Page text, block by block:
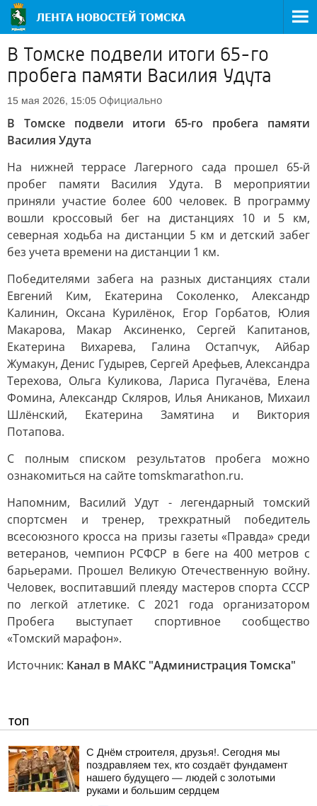
В Томске подвели итоги 65-го
пробега памяти Василия Удута
15 мая 2026, 15:05 Официально
В Томске подвели итоги 65-го пробега памяти
Василия Удута
На нижней террасе Лагерного сада прошел 65-й
пробег памяти Василия Удута. В мероприятии
приняли участие более 600 человек. В программу
вошли кроссовый бег на дистанциях 10 и 5 км,
северная ходьба на дистанции 5 км и детский забег
без учета времени на дистанции 1 км.
Победителями забега на разных дистанциях стали
Евгений Ким, Екатерина Соколенко, Александр
Калинин, Оксана Курилёнок, Егор Горбатов, Юлия
Макарова, Макар Аксиненко, Сергей Капитанов,
Екатерина Вихарева, Галина Остапчук, Айбар
Жумакун, Денис Гудырев, Сергей Арефьев, Александра
Терехова, Ольга Куликова, Лариса Пугачёва, Елена
Фомина, Александр Скляров, Илья Аниканов, Михаил
Шлёнский, Екатерина Замятина и Виктория
Потапова.
С полным списком результатов пробега можно
ознакомиться на сайте tomskmarathon.ru.
Напомним, Василий Удут - легендарный томский
спортсмен и тренер, трехкратный победитель
всесоюзного кросса на призы газеты «Правда» среди
ветеранов, чемпион РСФСР в беге на 400 метров с
барьерами. Прошел Великую Отечественную войну.
Человек, воспитавший плеяду мастеров спорта СССР
по легкой атлетике. С 2021 года организатором
Пробега выступает спортивное сообщество
«Томский марафон».
Источник: Канал в МАКС "Администрация Томска"
ТОП
С Днём строителя, друзья!. Сегодня мы
поздравляем тех, кто создаёт фундамент
нашего будущего — людей с золотыми
руками и большим сердцем